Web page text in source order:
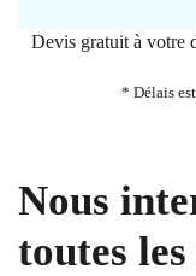
Devis gratuit à votre
* Délais
Nous
toutes